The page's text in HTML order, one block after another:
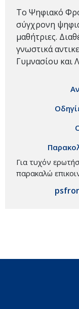
Το Ψηφιακό
σύγχρονη
μαθήτριες.
γνωστικά
Γυμνασίου και
Για τυχόν
παρακαλώ